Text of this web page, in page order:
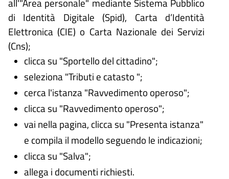
di Identità Digitale (Spid), Carta d’Identità
Elettronica (CIE) o Carta Nazionale dei Servizi
(Cns);
clicca su "Sportello del cittadino";
seleziona "Tributi e catasto ";
cerca l'istanza "Ravvedimento operoso";
clicca su "Ravvedimento operoso";
vai nella pagina, clicca su "Presenta istanza"
e compila il modello seguendo le indicazioni;
clicca su "Salva";
allega i documenti richiesti.